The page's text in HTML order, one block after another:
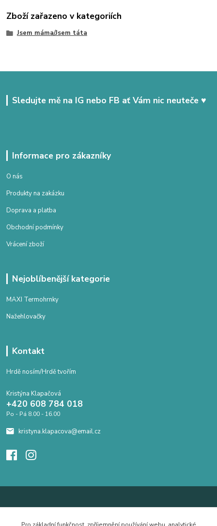
Zboží zařazeno v kategoriích
Jsem máma/Jsem táta
Sledujte mě na IG nebo FB ať Vám nic neuteče ♥
Informace pro zákazníky
O nás
Produkty na zakázku
Doprava a platba
Obchodní podmínky
Vrácení zboží
Nejoblíbenější kategorie
MAXI Termohrnky
Nažehlovačky
Kontakt
Hrdě nosím/Hrdě tvořím
Kristýna Klapačová
+420 608 784 018
Po - Pá 8.00 - 16.00
kristyna.klapacova@email.cz
Pro základní funkčnost, zpříjemnění používání webu, analytické